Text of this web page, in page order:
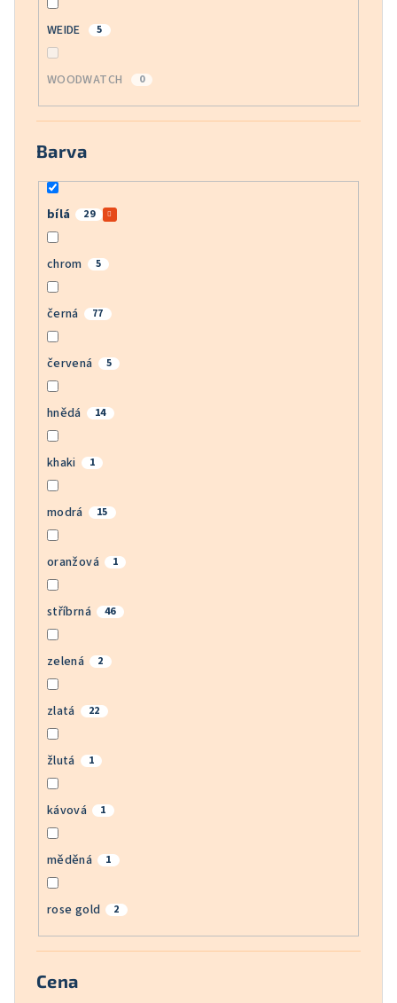
WEIDE 5
WOODWATCH 0
Barva
bílá 29
chrom 5
černá 77
červená 5
hnědá 14
khaki 1
modrá 15
oranžová 1
stříbrná 46
zelená 2
zlatá 22
žlutá 1
kávová 1
měděná 1
rose gold 2
Cena